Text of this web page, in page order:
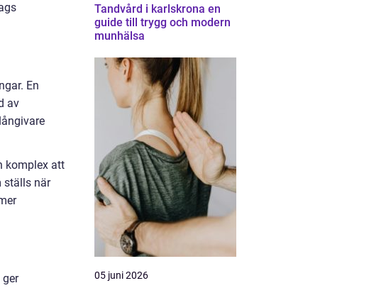
En
av
komplex att
ställs när
Tandvård i karlskrona en
guide till trygg och modern
munhälsa
05 juni 2026